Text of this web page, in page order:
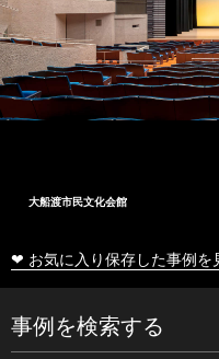
大船渡市民文化会館
❤ お気に入り保存した事例を
事例を検索する